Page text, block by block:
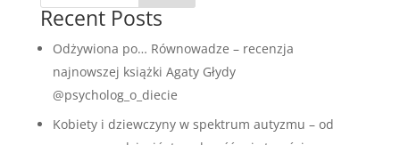
Recent Posts
Odżywiona po… Równowadze – recenzja
najnowszej książki Agaty Głydy
@psycholog_o_diecie
Kobiety i dziewczyny w spektrum autyzmu – od